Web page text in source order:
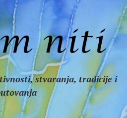
stvaranja, tradicije i